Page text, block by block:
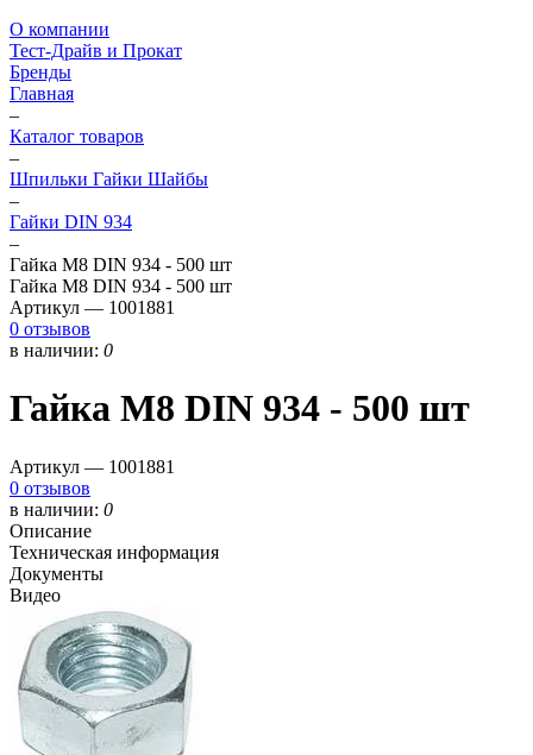
О компании
Тест-Драйв и Прокат
Бренды
Главная
–
Каталог товаров
–
Шпильки Гайки Шайбы
–
Гайки DIN 934
–
Гайка М8 DIN 934 - 500 шт
Гайка М8 DIN 934 - 500 шт
Артикул — 1001881
0 отзывов
в наличии: 0
Гайка М8 DIN 934 - 500 шт
Артикул — 1001881
0 отзывов
в наличии: 0
Описание
Техническая информация
Документы
Видео